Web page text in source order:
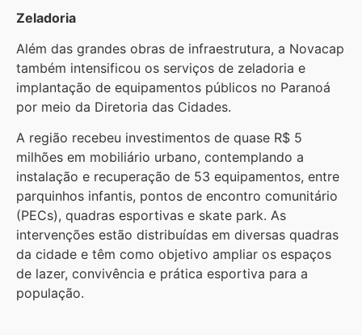
Zeladoria
Além das grandes obras de infraestrutura, a Novacap
também intensificou os serviços de zeladoria e
implantação de equipamentos públicos no Paranoá
por meio da Diretoria das Cidades.
A região recebeu investimentos de quase R$ 5
milhões em mobiliário urbano, contemplando a
instalação e recuperação de 53 equipamentos, entre
parquinhos infantis, pontos de encontro comunitário
(PECs), quadras esportivas e skate park. As
intervenções estão distribuídas em diversas quadras
da cidade e têm como objetivo ampliar os espaços
de lazer, convivência e prática esportiva para a
população.